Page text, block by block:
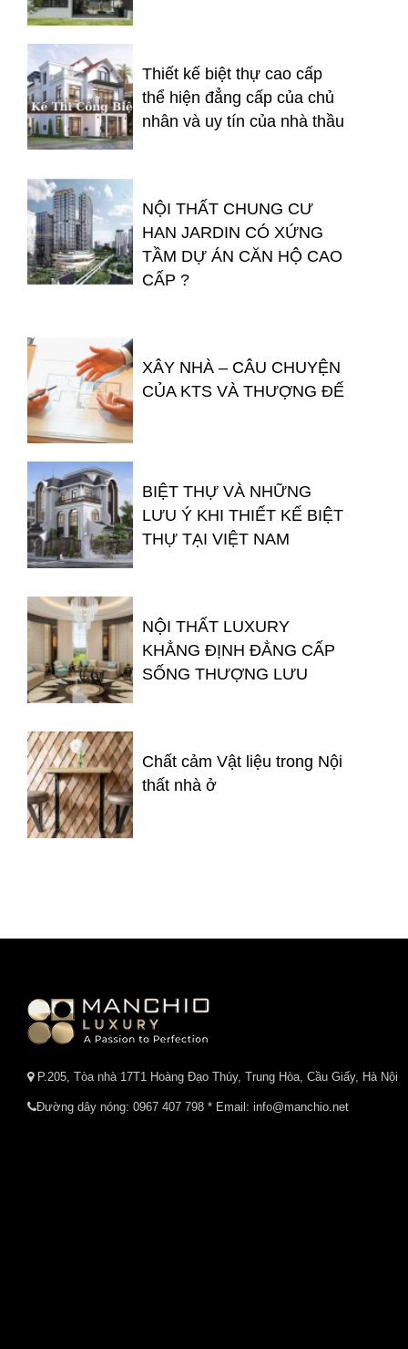
Thiết kế biệt thự cao cấp
thể hiện đẳng cấp của chủ
nhân và uy tín của nhà thầu
NỘI THẤT CHUNG CƯ
HAN JARDIN CÓ XỨNG
TẦM DỰ ÁN CĂN HỘ CAO
CẤP ?
XÂY NHÀ – CÂU CHUYỆN
CỦA KTS VÀ THƯỢNG ĐẾ
BIỆT THỰ VÀ NHỮNG
LƯU Ý KHI THIẾT KẾ BIỆT
THỰ TẠI VIỆT NAM
NỘI THẤT LUXURY
KHẲNG ĐỊNH ĐẲNG CẤP
SỐNG THƯỢNG LƯU
Chất cảm Vật liệu trong Nội
thất nhà ở
P.205, Tòa nhà 17T1 Hoàng Đạo Thúy, Trung Hòa, Cầu Giấy, Hà Nội
Đường dây nóng: 0967 407 798 * Email: info@manchio.net